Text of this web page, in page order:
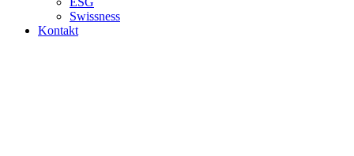
Swissness
Kontakt